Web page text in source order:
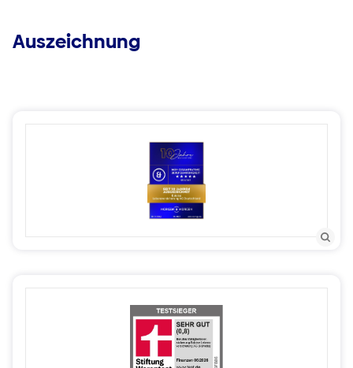
Auszeichnung